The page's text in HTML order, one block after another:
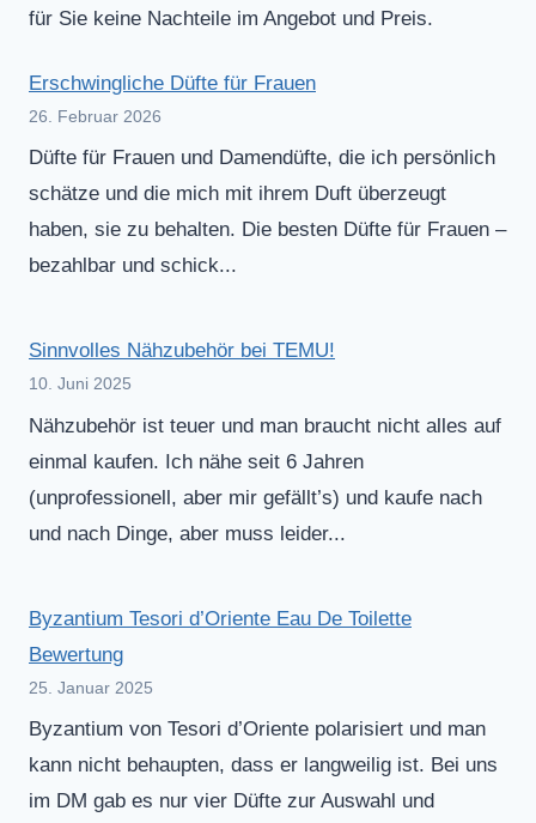
für Sie keine Nachteile im Angebot und Preis.
Erschwingliche Düfte für Frauen
26. Februar 2026
Düfte für Frauen und Damendüfte, die ich persönlich
schätze und die mich mit ihrem Duft überzeugt
haben, sie zu behalten. Die besten Düfte für Frauen –
bezahlbar und schick...
Sinnvolles Nähzubehör bei TEMU!
10. Juni 2025
Nähzubehör ist teuer und man braucht nicht alles auf
einmal kaufen. Ich nähe seit 6 Jahren
(unprofessionell, aber mir gefällt’s) und kaufe nach
und nach Dinge, aber muss leider...
Byzantium Tesori d’Oriente Eau De Toilette
Bewertung
25. Januar 2025
Byzantium von Tesori d’Oriente polarisiert und man
kann nicht behaupten, dass er langweilig ist. Bei uns
im DM gab es nur vier Düfte zur Auswahl und